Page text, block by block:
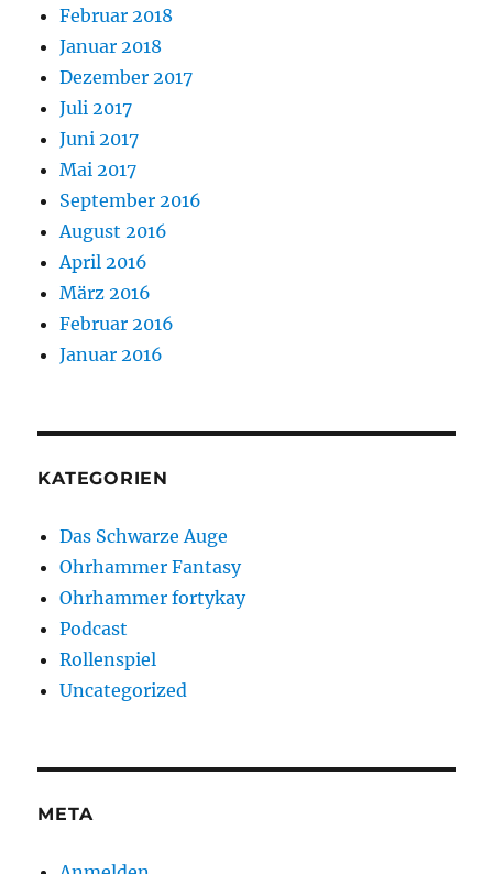
Februar 2018
Januar 2018
Dezember 2017
Juli 2017
Juni 2017
Mai 2017
September 2016
August 2016
April 2016
März 2016
Februar 2016
Januar 2016
KATEGORIEN
Das Schwarze Auge
Ohrhammer Fantasy
Ohrhammer fortykay
Podcast
Rollenspiel
Uncategorized
META